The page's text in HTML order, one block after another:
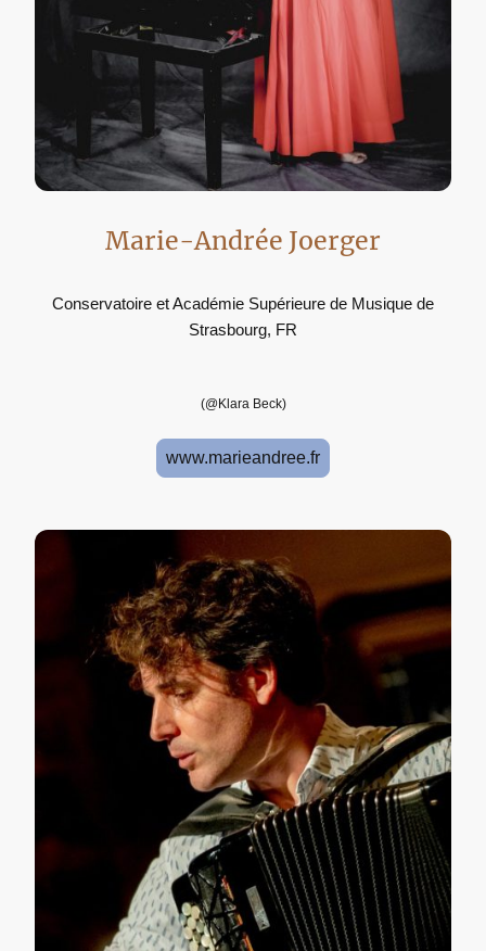
Marie-Andrée Joerger
Conservatoire et Académie Supérieure de Musique de
Strasbourg, FR
(@Klara Beck)
www.marieandree.fr